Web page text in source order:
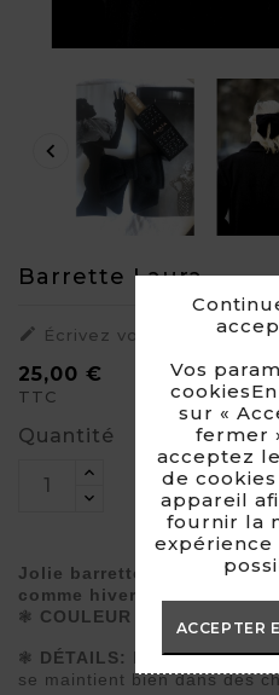
Vos
sur «
fermer
acceptez
de
appareil
fournir la
ACCEPTER

Barrette Laura
 Écrivez votre
25,00 €
TTC
Quantité
Jolie barrette nœud qui
comme hiver.
❃ COULEUR :
❃ DÉTAILS: Nœud en laine
se maintient bien dans des